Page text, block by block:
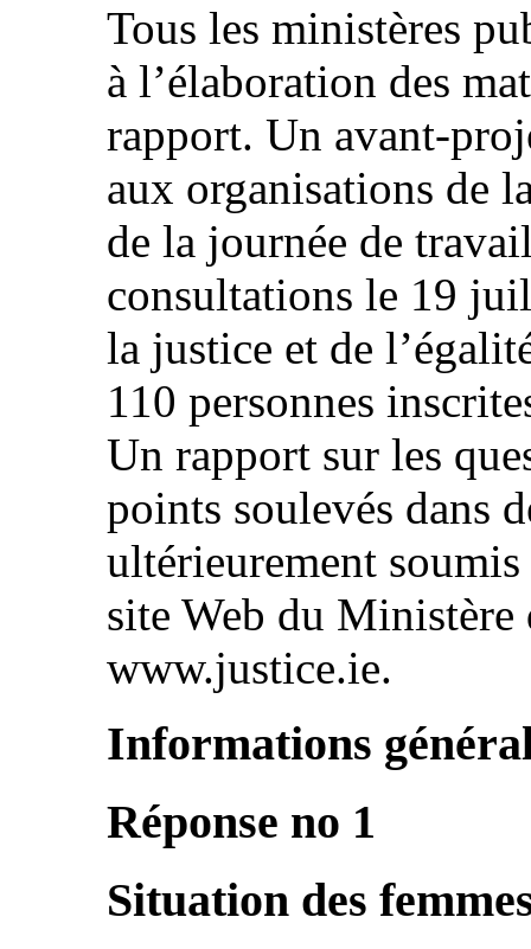
Tous les ministères
à l’élaboration des
rapport. Un avant-
aux organisations de
de la journée de
consultations le 19
la justice et de
110 personnes
Un rapport sur les
points soulevés dans
ultérieurement
site Web du Ministère
www.justice.ie.
Informations
Réponse no 1
Situation des